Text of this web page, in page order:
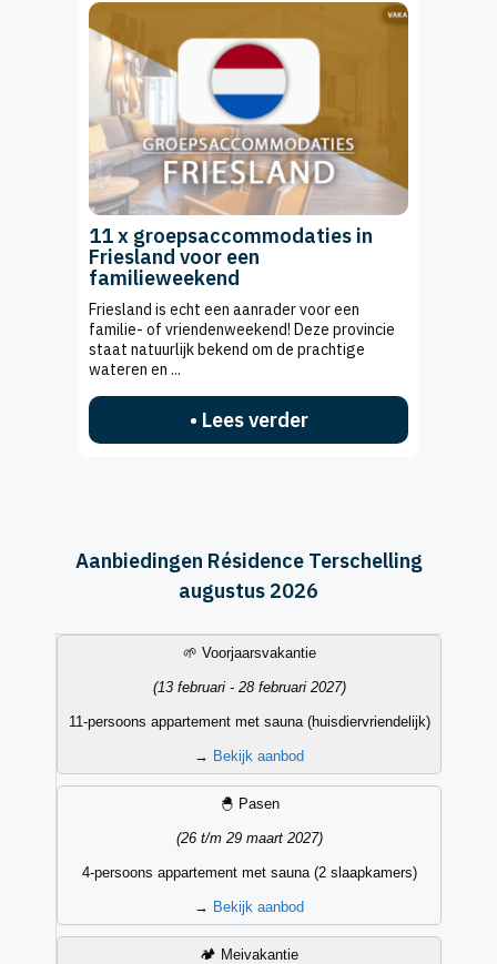
11 x groepsaccommodaties in
Friesland voor een
familieweekend
Friesland is echt een aanrader voor een
familie- of vriendenweekend! Deze provincie
staat natuurlijk bekend om de prachtige
wateren en ...
• Lees verder
Aanbiedingen Résidence Terschelling
augustus 2026
Datum Accommodatietype
🌱 Voorjaarsvakantie
(13 februari - 28 februari 2027)
11-persoons appartement met sauna (huisdiervriendelijk)
→ Bekijk aanbod
🐣 Pasen
(26 t/m 29 maart 2027)
4-persoons appartement met sauna (2 slaapkamers)
→ Bekijk aanbod
🏕️ Meivakantie